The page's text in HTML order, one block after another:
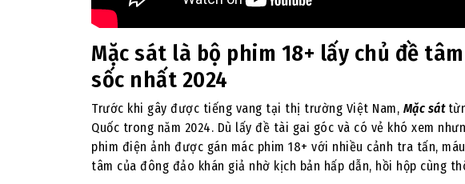
Mặc sát là bộ phim 18+ lấy chủ đề
sốc nhất 2024
Trước khi gây được tiếng vang tại thị trường Việt Nam, Mặc sát
Quốc trong năm 2024. Dù lấy đề tài gai góc và có vẻ khó xem
phim điện ảnh được gán mác phim 18+ với nhiều cảnh tra tấn,
tâm của đông đảo khán giả nhờ kịch bản hấp dẫn, hồi hộp cùng